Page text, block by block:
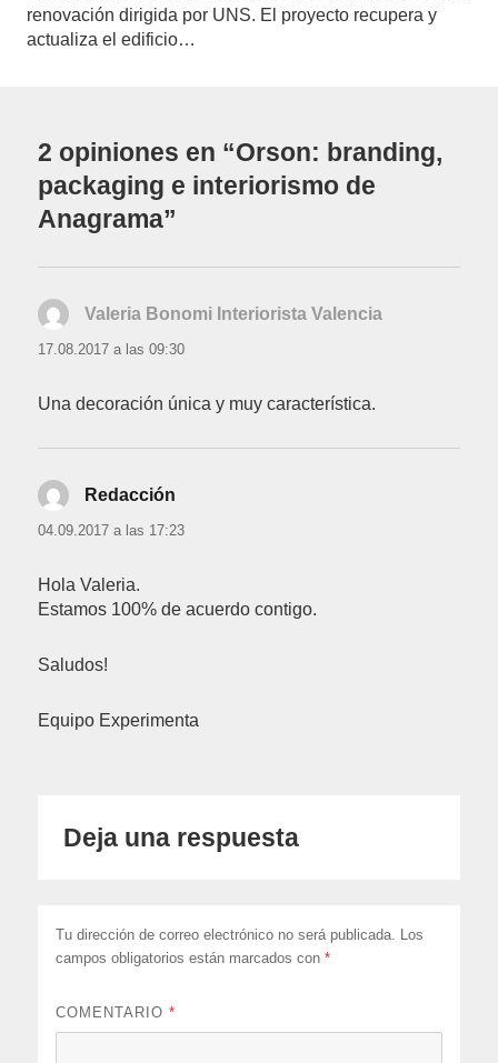
renovación dirigida por UNS. El proyecto recupera y
actualiza el edificio…
2 opiniones en “Orson: branding,
packaging e interiorismo de
Anagrama”
Valeria Bonomi Interiorista Valencia
17.08.2017 a las 09:30
Una decoración única y muy característica.
Redacción
04.09.2017 a las 17:23
Hola Valeria.
Estamos 100% de acuerdo contigo.
Saludos!
Equipo Experimenta
Deja una respuesta
Tu dirección de correo electrónico no será publicada. Los
campos obligatorios están marcados con*
COMENTARIO*